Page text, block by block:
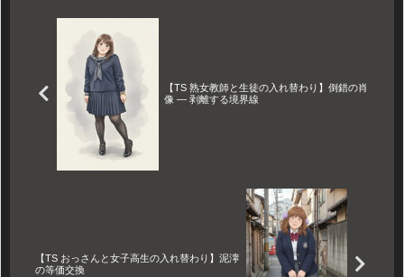
咲（24歳）は、疲れ切った顔
【TS 熟女教師と生徒の入れ替わり】倒錯の肖
像 — 剥離する境界線
【TS おっさんと女子高生の入れ替わり】泥濘
の等価交換